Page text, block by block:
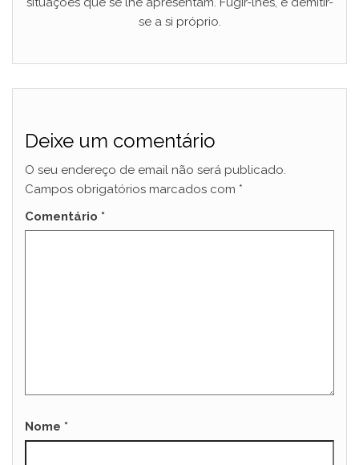
se a si próprio.
Deixe um comentário
O seu endereço de email não será publicado.
Campos obrigatórios marcados com *
Comentário *
Nome *